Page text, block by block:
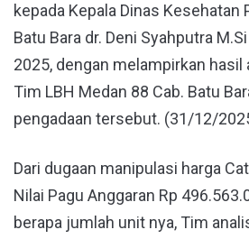
kepada Kepala Dinas Kesehatan
Batu Bara dr. Deni Syahputra
2025, dengan melampirkan
Tim LBH Medan 88 Cab. Batu
pengadaan tersebut. (31/12/
Dari dugaan manipulasi harga
Nilai Pagu Anggaran Rp
berapa jumlah unit nya, Tim